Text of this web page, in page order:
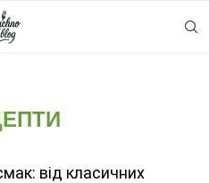
від класичних